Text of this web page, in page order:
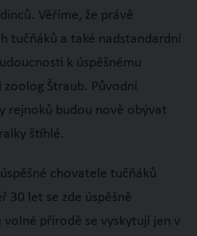
Věříme, že právě
tučňáků a také nadstandardní
k úspěšnému
Štraub. Původní
rejnoků budou nově obývat
štíhlé.
chovatele tučňáků
30 let se zde úspěšně
přírodě se vyskytují jen v